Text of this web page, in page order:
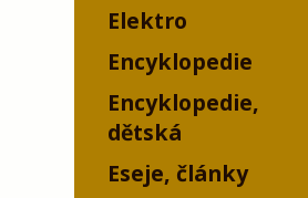
Elektro
Encyklopedie
Encyklopedie,
dětská
Eseje, články